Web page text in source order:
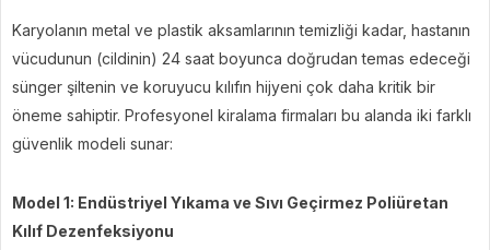
Karyolanın metal ve plastik aksamlarının temizliği kadar, hastanın
vücudunun (cildinin) 24 saat boyunca doğrudan temas edeceği
sünger şiltenin ve koruyucu kılıfın hijyeni çok daha kritik bir
öneme sahiptir. Profesyonel kiralama firmaları bu alanda iki farklı
güvenlik modeli sunar:
Model 1: Endüstriyel Yıkama ve Sıvı Geçirmez Poliüretan
Kılıf Dezenfeksiyonu